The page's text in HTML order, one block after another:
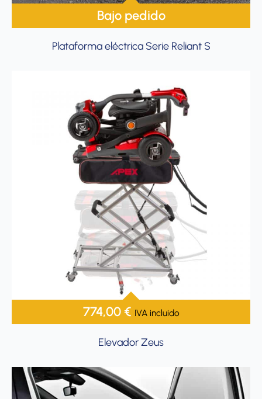
Bajo pedido
Plataforma eléctrica Serie Reliant S
774,00€ IVA incluido
Elevador Zeus